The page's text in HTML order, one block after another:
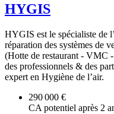
HYGIS
HYGIS est le spécialiste de
réparation des systèmes de
(Hotte de restaurant - VMC
des professionnels & des
expert en Hygiène de l’air.
290 000 €
CA potentiel après 2